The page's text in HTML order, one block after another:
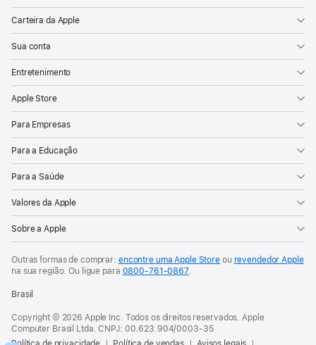
Carteira da Apple
Sua conta
Entretenimento
Apple Store
Para Empresas
Para a Educação
Para a Saúde
Valores da Apple
Sobre a Apple
Outras formas de comprar: encontre uma Apple Store ou revendedor Apple
na sua região. Ou ligue para 0800-761-0867.
Brasil
Copyright © 2026 Apple Inc. Todos os direitos reservados. Apple
Computer Brasil Ltda. CNPJ: 00.623.904/0003-35